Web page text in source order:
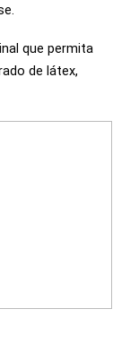
que permita
de látex,